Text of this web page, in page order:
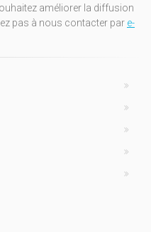
améliorer la diffusion
pas à nous contacter par e-